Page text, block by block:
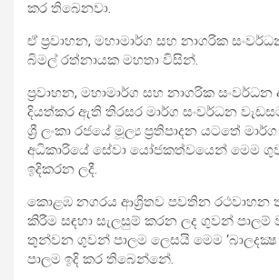
කර තිබෙනවා.
ඒ ප්‍රවාහන, මහාමාර්ග සහ නාගරික
බිමල් රත්නායක මහතා විසින්.
ප්‍රවාහන, මහාමාර්ග සහ නාගරික සංවර්ධන
දියත්කර ඇති තිරසර මාර්ග සංවර්ධන
ශ්‍රී ලංකා රජයේ මූල්‍ය ප්‍රතිපාදන යටතේ
අධිකාරියේ සේවා යෝජකත්වයෙන් මෙම
ඉදිකරන ලදී.
කොළඹ නගරය ආශ්‍රිතව පවතින රථවාහන
කිරීම සඳහා සැලසුම් කරන ලද ගුවන් පාලම්
තුන්වන ගුවන් පාලම ලෙසයි මෙම ‘බාලදක්‍ෂ
පාලම ඉදි කර තිබෙන්නේ.